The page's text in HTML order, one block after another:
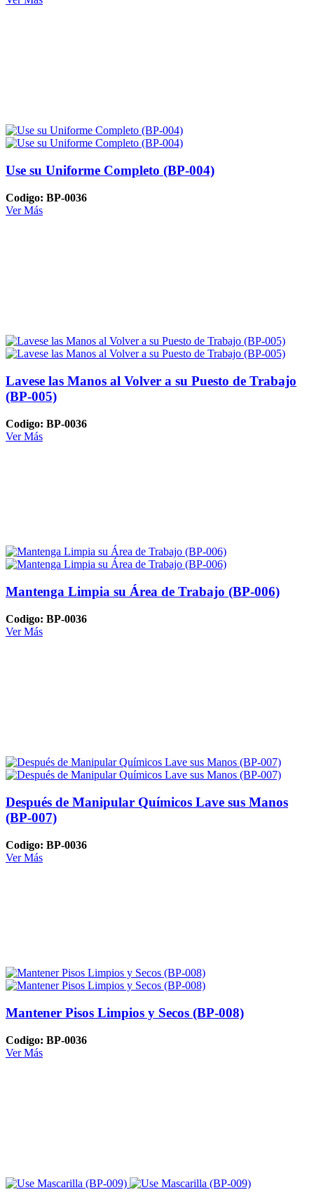
Use su Uniforme Completo (BP-004)
Codigo: BP-0036
Ver Más
Lavese las Manos al Volver a su Puesto de Trabajo
(BP-005)
Codigo: BP-0036
Ver Más
Mantenga Limpia su Área de Trabajo (BP-006)
Codigo: BP-0036
Ver Más
Después de Manipular Químicos Lave sus Manos
(BP-007)
Codigo: BP-0036
Ver Más
Mantener Pisos Limpios y Secos (BP-008)
Codigo: BP-0036
Ver Más